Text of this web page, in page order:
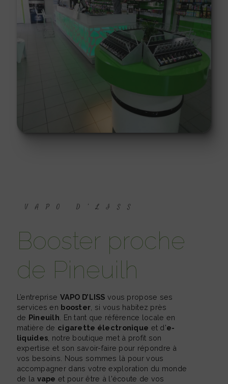
VAPO D’LISS
booster proche
de Pineuilh
L’entreprise VAPO D’LISS vous propose ses
services en booster , si vous habitez près
de Pineuilh . En tant que référence locale en
matière de cigarette électronique et d'e-
liquides , notre boutique met à profit son
expertise et son savoir-faire pour répondre à
vos besoins. Nous sommes là pour vous
accompagner dans votre exploration du monde
de la vape et pour être à l'écoute de vos